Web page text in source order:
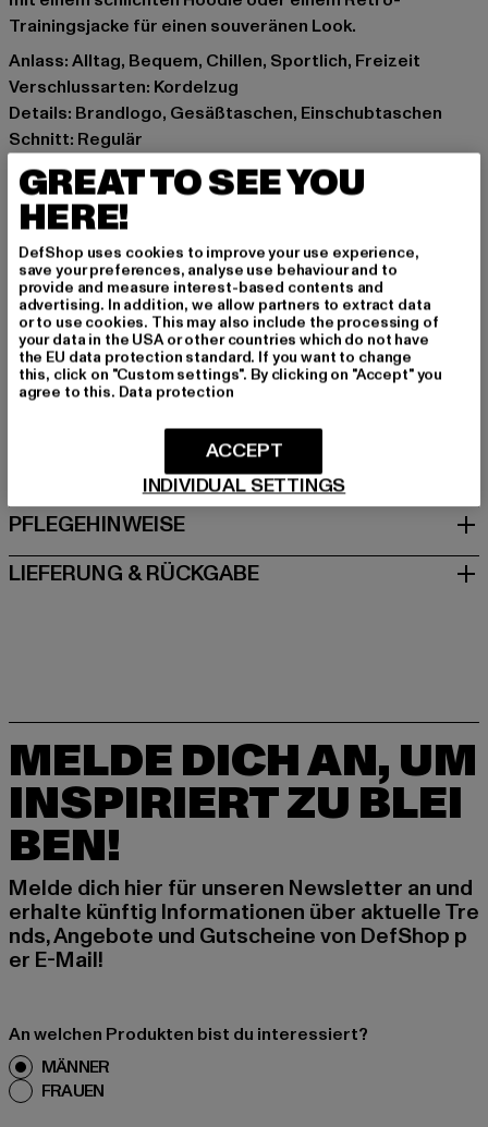
Trainingsjacke für einen souveränen Look.
Anlass: Alltag, Bequem, Chillen, Sportlich, Freizeit
Verschlussarten: Kordelzug
Details: Brandlogo, Gesäßtaschen, Einschubtaschen
Schnitt: Regulär
Marke: Sergio Tacchini
Kat.: Jogginghosen
Farbe: braun
Hersteller Farbe: bracken/gardenia
Materialzusammensetzung: 100% Nylon
Art.Nr: ST40844-22119
Hersteller: Movin SARL |help@sergiotacchini.com
RN8 Quartier Rousselot 975 Terre de Granace | 13400
Aubagne | FR
GRÖSSE & PASSFORM
PFLEGEHINWEISE
LIEFERUNG & RÜCKGABE
MELDE DICH AN, UM
INSPIRIERT ZU BLEI
BEN!
Melde dich hier für unseren Newsletter an und
erhalte künftig Informationen über aktuelle Tre
nds, Angebote und Gutscheine von DefShop p
er E-Mail!
An welchen Produkten bist du interessiert?
MÄNNER
FRAUEN
GREAT TO SEE YOU
HERE!
DefShop uses cookies to improve your use experience,
save your preferences, analyse use behaviour and to
provide and measure interest-based contents and
advertising. In addition, we allow partners to extract data
or to use cookies. This may also include the processing of
your data in the USA or other countries which do not have
the EU data protection standard. If you want to change
this, click on "Custom settings". By clicking on "Accept" you
agree to this. Data protection
INDIVIDUAL SETTINGS
ACCEPT